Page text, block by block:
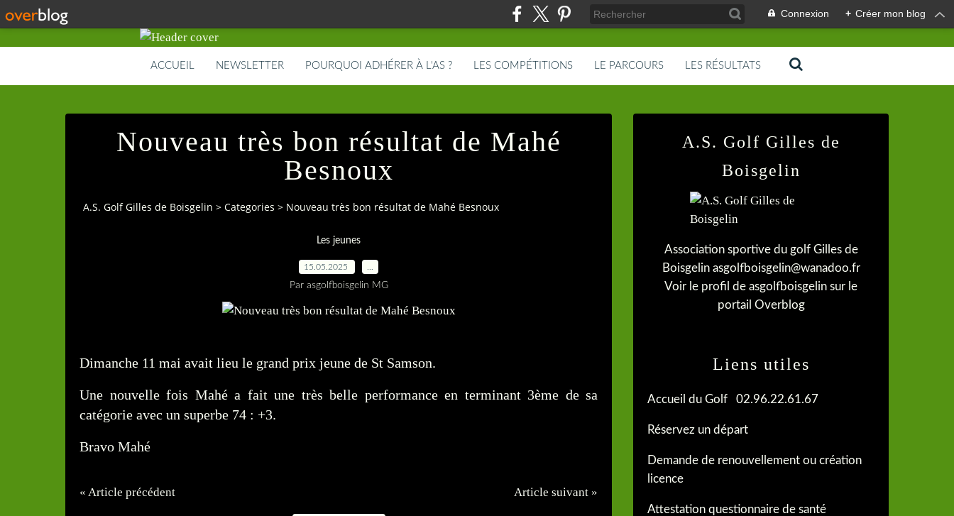
Connexion + Créer mon blog
ACCUEIL NEWSLETTER POURQUOI ADHÉRER À L'AS ? LES COMPÉTITIONS LE PARCOURS LES RÉSULTATS
Nouveau très bon résultat de Mahé
Besnoux
A.S. Golf Gilles de Boisgelin > Categories > Nouveau très bon résultat de Mahé Besnoux
Les jeunes
15.05.2025
Par asgolfboisgelin MG
Dimanche 11 mai avait lieu le grand prix jeune de St Samson.
Une nouvelle fois Mahé a fait une très belle performance en terminant 3ème de sa
catégorie avec un superbe 74 : +3.
Bravo Mahé
« Article précédent Article suivant »
A.S. Golf Gilles de
Boisgelin
Association sportive du golf Gilles de
Boisgelin asgolfboisgelin@wanadoo.fr
Voir le profil de asgolfboisgelin sur le
portail Overblog
Liens utiles
Accueil du Golf 02.96.22.61.67
Réservez un départ
Demande de renouvellement ou création
licence
Attestation questionnaire de santé